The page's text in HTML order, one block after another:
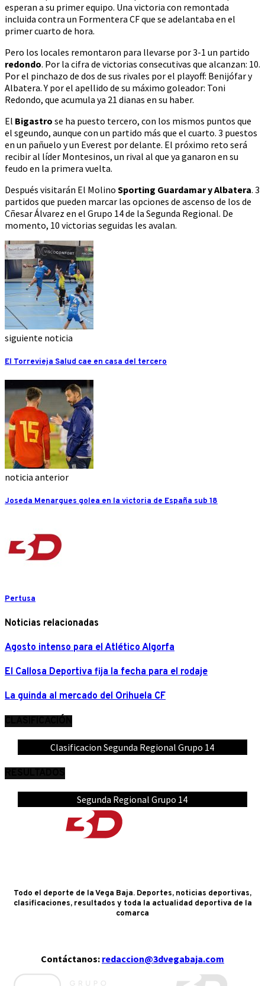
esperan a su primer equipo. Una victoria con remontada
incluida contra un Formentera CF que se adelantaba en el
primer cuarto de hora.
Pero los locales remontaron para llevarse por 3-1 un partido
redondo. Por la cifra de victorias consecutivas que alcanzan: 10.
Por el pinchazo de dos de sus rivales por el playoff: Benijófar y
Albatera. Y por el apellido de su máximo goleador: Toni
Redondo, que acumula ya 21 dianas en su haber.
El Bigastro se ha puesto tercero, con los mismos puntos que
el sgeundo, aunque con un partido más que el cuarto. 3 puestos
en un pañuelo y un Everest por delante. El próximo reto será
recibir al líder Montesinos, un rival al que ya ganaron en su
feudo en la primera vuelta.
Después visitarán El Molino Sporting Guardamar y Albatera. 3
partidos que pueden marcar las opciones de ascenso de los de
Cñesar Álvarez en el Grupo 14 de la Segunda Regional. De
momento, 10 victorias seguidas les avalan.
siguiente noticia
El Torrevieja Salud cae en casa del tercero
noticia anterior
Joseda Menargues golea en la victoria de España sub 18
Pertusa
Noticias relacionadas
Agosto intenso para el Atlético Algorfa
El Callosa Deportiva fija la fecha para el rodaje
La guinda al mercado del Orihuela CF
Clasificacion Segunda Regional Grupo 14
Segunda Regional Grupo 14
Todo el deporte de la Vega Baja. Deportes, noticias deportivas,
clasificaciones, resultados y toda la actualidad deportiva de la
comarca
Contáctanos: redaccion@3dvegabaja.com